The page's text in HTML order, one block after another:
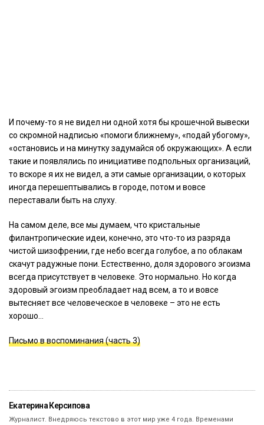
И почему-то я не видел ни одной хотя бы крошечной вывески
со скромной надписью «помоги ближнему», «подай убогому»,
«остановись и на минутку задумайся об окружающих». А если
такие и появлялись по инициативе подпольных организаций,
то вскоре я их не видел, а эти самые организации, о которых
иногда перешептывались в городе, потом и вовсе
переставали быть на слуху.
На самом деле, все мы думаем, что кристальные
филантропические идеи, конечно, это что-то из разряда
чистой шизофрении, где небо всегда голубое, а по облакам
скачут радужные пони. Естественно, доля здорового эгоизма
всегда присутствует в человеке. Это нормально. Но когда
здоровый эгоизм преобладает над всем, а то и вовсе
вытесняет все человеческое в человеке – это не есть
хорошо…
Письмо в воспоминания (часть 3)
Екатерина Керсипова
Журналист. Внедряюсь текстово в этот мир уже 4 года. Временами